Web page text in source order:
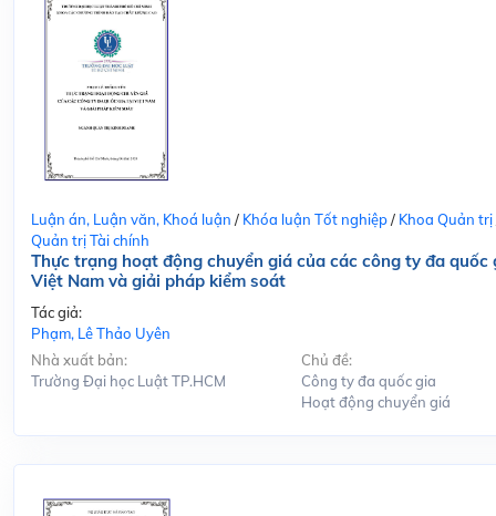
Luận án, Luận văn, Khoá luận / Khóa luận Tốt nghiệp/ Khoa Quản trị
Quản trị Tài chính
Thực trạng hoạt động chuyển giá của các công ty đa quốc
Việt Nam và giải pháp kiểm soát
Tác giả:
Phạm, Lê Thảo Uyên
Nhà xuất bản:
Trường Đại học Luật TP.HCM
Chủ đề:
Công ty đa quốc gia
Hoạt động chuyển giá